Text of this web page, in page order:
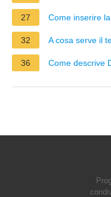
27 Come inserire
32 A cosa serve il
36 Come descrive